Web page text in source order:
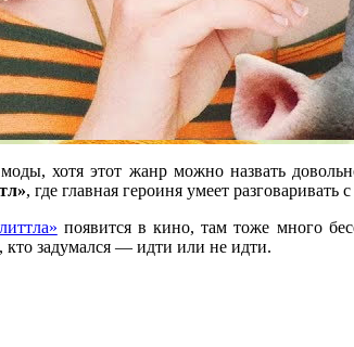
хотя этот жанр можно назвать
, где главная героиня умеет
появится в кино, там тоже много
кто задумался — идти или не идти.